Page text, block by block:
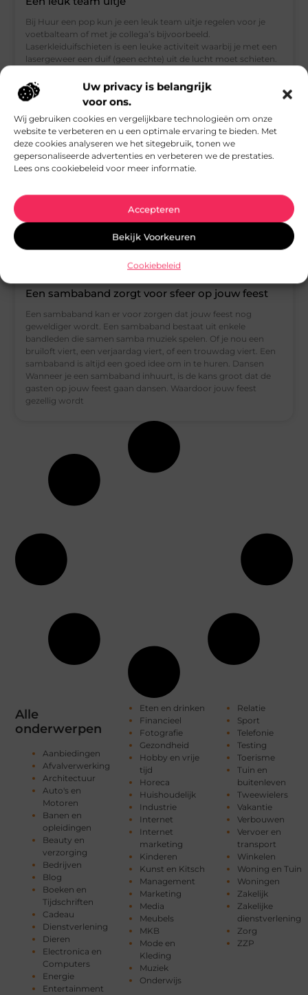
Uw privacy is belangrijk
voor ons.
Wij gebruiken cookies en vergelijkbare technologieën om onze
website te verbeteren en u een optimale ervaring te bieden. Met
deze cookies analyseren we het sitegebruik, tonen we
gepersonaliseerde advertenties en verbeteren we de prestaties.
Lees ons cookiebeleid voor meer informatie.
Accepteren
Bekijk Voorkeuren
Cookiebeleid
Bij Huur een pop kun je een leuk team uitje regelen voor je
voetbalteam of met je collega’s bijvoorbeeld.
Laserkleiduifschieten is een leuke activiteit waarbij je met een
lasergeweer een duif (geen echte) uit de lucht moet schieten.
heel veel lol aan beleven met een grote groep mensen. Er zijn
niet heel veel activiteiten waarbij je met
ENTERTAINMENT
Een sambaband zorgt voor sfeer op jouw feest
Een sambaband kan er voor zorgen dat jouw feest nog
geweldiger wordt. Een sambaband bestaat uit enkele
bandleden die samen samba muziek spelen. Of je nou een
bruiloft viert, een verjaardag viert, of een trouwdag viert. Een
sambaband is altijd een goed idee om in te huren. Dansen
Wanneer je een sambaband inhuurt, is de kans groot dat de
gasten op jouw feest gaan dansen. Waardoor jouw feest
gezellig wordt
Alle
onderwerpen
Aanbiedingen
Afvalverwerking
Architectuur
Auto's en
Motoren
Banen en
opleidingen
Beauty en
verzorging
Bedrijven
Blog
Boeken en
Tijdschriften
Cadeau
Dienstverlening
Dieren
Electronica en
Computers
Energie
Entertainment
Eten en drinken
Financieel
Fotografie
Gezondheid
Hobby en vrije
tijd
Horeca
Huishoudelijk
Industrie
Internet
Internet
marketing
Kinderen
Kunst en Kitsch
Management
Marketing
Media
Meubels
MKB
Mode en
Kleding
Muziek
Onderwijs
Relatie
Sport
Telefonie
Testing
Toerisme
Tuin en
buitenleven
Tweewielers
Vakantie
Verbouwen
Vervoer en
transport
Winkelen
Woning en Tuin
Woningen
Zakelijk
Zakelijke
dienstverlening
Zorg
ZZP